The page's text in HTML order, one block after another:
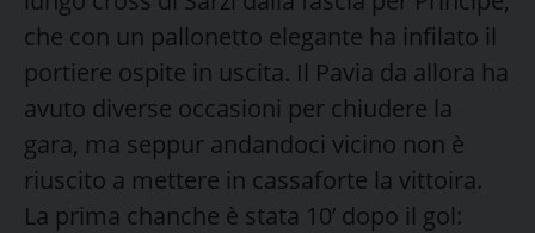
che con un pallonetto elegante ha infilato il
portiere ospite in uscita. Il Pavia da allora ha
avuto diverse occasioni per chiudere la
gara, ma seppur andandoci vicino non è
riuscito a mettere in cassaforte la vittoira.
La prima chanche è stata 10’ dopo il gol: